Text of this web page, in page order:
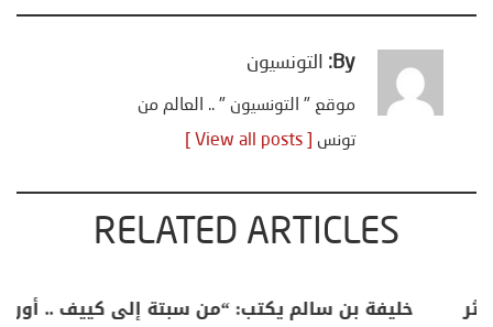
By: التونسيون
موقع " التونسيون " .. العالم من
تونس
RELATED ARTICLES
منذر بالضيافي يكتب حول: التغيرات المناخية: اكثر